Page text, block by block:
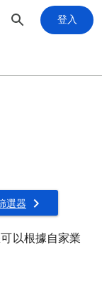
登入
選器
以根據自家業